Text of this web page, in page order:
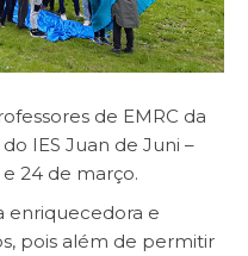
de EMRC da
IES Juan de Juni –
24 de março.
enriquecedora e
pois além de permitir